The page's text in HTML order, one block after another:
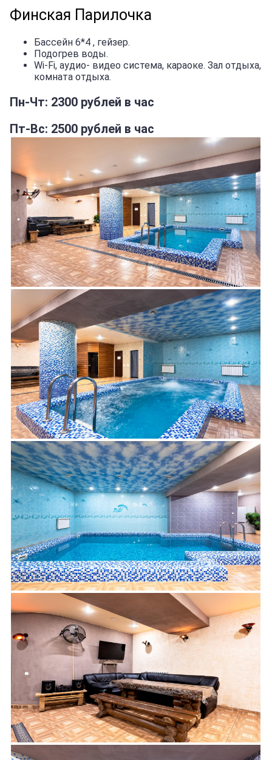
Финская Парилочка
Бассейн 6*4 , гейзер.
Подогрев воды.
Wi-Fi, аудио- видео система, караоке. Зал отдыха,
комната отдыха.
Пн-Чт: 2300 рублей в час
Пт-Вс: 2500 рублей в час